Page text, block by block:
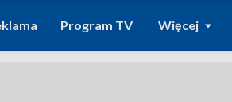
Program TV Więcej